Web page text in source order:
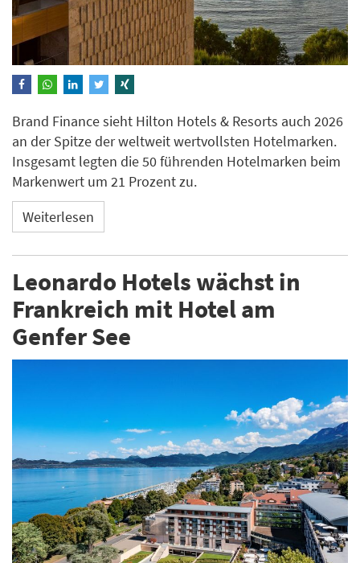
Brand Finance sieht Hilton Hotels & Resorts auch 2026
an der Spitze der weltweit wertvollsten Hotelmarken.
Insgesamt legten die 50 führenden Hotelmarken beim
Markenwert um 21 Prozent zu.
Weiterlesen
Leonardo Hotels wächst in
Frankreich mit Hotel am
Genfer See